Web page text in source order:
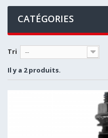
CATÉGORIES
Tri --
Il y a 2 produits.